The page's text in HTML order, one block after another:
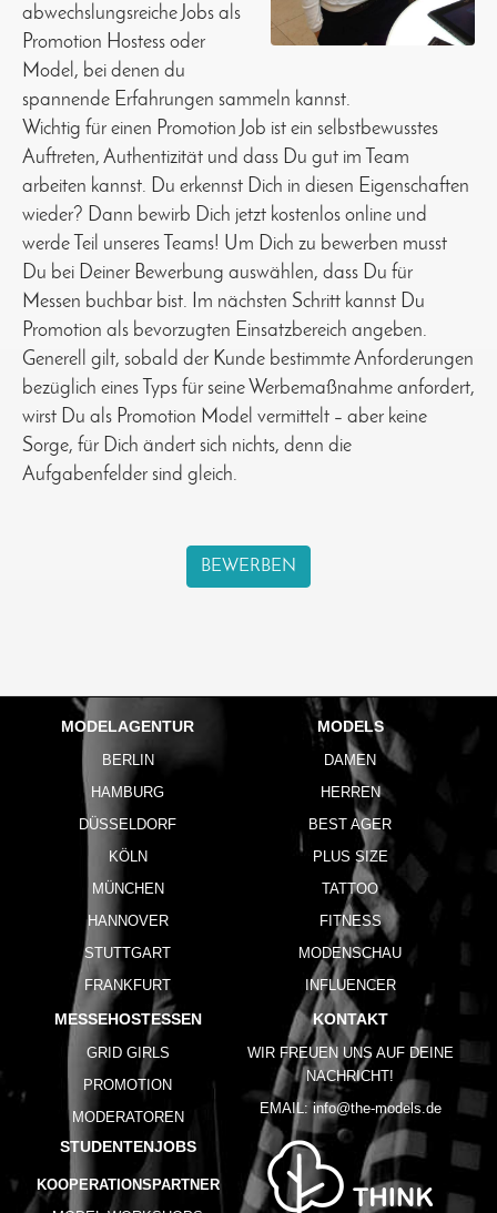
abwechslungsreiche Jobs als
Promotion Hostess oder
Model, bei denen du
spannende Erfahrungen sammeln kannst.
Wichtig für einen Promotion Job ist ein selbstbewusstes
Auftreten, Authentizität und dass Du gut im Team
arbeiten kannst. Du erkennst Dich in diesen Eigenschaften
wieder? Dann bewirb Dich jetzt kostenlos online und
werde Teil unseres Teams! Um Dich zu bewerben musst
Du bei Deiner Bewerbung auswählen, dass Du für
Messen buchbar bist. Im nächsten Schritt kannst Du
Promotion als bevorzugten Einsatzbereich angeben.
Generell gilt, sobald der Kunde bestimmte Anforderungen
bezüglich eines Typs für seine Werbemaßnahme anfordert,
wirst Du als Promotion Model vermittelt – aber keine
Sorge, für Dich ändert sich nichts, denn die
Aufgabenfelder sind gleich.
BEWERBEN
MODELAGENTUR
BERLIN
HAMBURG
DÜSSELDORF
KÖLN
MÜNCHEN
HANNOVER
STUTTGART
FRANKFURT
MODELS
DAMEN
HERREN
BEST AGER
PLUS SIZE
TATTOO
FITNESS
MODENSCHAU
INFLUENCER
MESSEHOSTESSEN
GRID GIRLS
PROMOTION
MODERATOREN
STUDENTENJOBS
KOOPERATIONSPARTNER
KONTAKT
WIR FREUEN UNS AUF DEINE
NACHRICHT!
EMAIL: info@the-models.de